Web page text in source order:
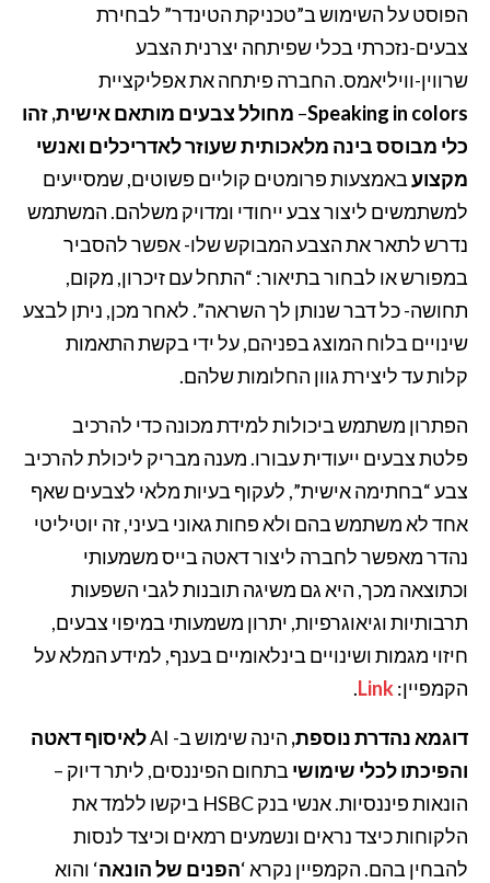
הפוסט על השימוש ב”טכניקת הטינדר” לבחירת
צבעים-נזכרתי בכלי שפיתחה יצרנית הצבע
שרווין-וויליאמס. החברה פיתחה את אפליקציית
Speaking in colors
– מחולל צבעים מותאם אישית, זהו
כלי מבוסס בינה מלאכותית שעוזר לאדריכלים ואנשי
מקצועבאמצעות פרומטים קוליים פשוטים, שמסייעים
למשתמשים ליצור צבע ייחודי ומדויק משלהם. המשתמש
נדרש לתאר את הצבע המבוקש שלו- אפשר להסביר
במפורש או לבחור בתיאור: “התחל עם זיכרון, מקום,
תחושה- כל דבר שנותן לך השראה”. לאחר מכן, ניתן לבצע
שינויים בלוח המוצג בפניהם, על ידי בקשת התאמות
קלות עד ליצירת גוון החלומות שלהם.
הפתרון משתמש ביכולות למידת מכונה כדי להרכיב
פלטת צבעים ייעודית עבורו. מענה מבריק ליכולת להרכיב
צבע “בחתימה אישית”, לעקוף בעיות מלאי לצבעים שאף
אחד לא משתמש בהם ולא פחות גאוני בעיני,זה יוטיליטי
נהדר מאפשר לחברה ליצור דאטה בייס משמעותי
וכתוצאה מכך, היא גם משיגה תובנות לגבי השפעות
תרבותיות וגיאוגרפיות, יתרון משמעותי במיפוי צבעים,
חיזוי מגמות ושינויים בינלאומיים בענף, למידע המלא על
הקמפיין:Link
.
דוגמא נהדרת נוספת, הינה שימוש ב- AI
לאיסוף דאטה
והפיכתו לכלי שימושי בתחום הפיננסים, ליתר דיוק –
הונאות פיננסיות. אנשי בנק HSBC ביקשו ללמד את
הלקוחות כיצד נראים ונשמעים רמאים וכיצד לנסות
להבחין בהם. הקמפיין נקרא ‘הפנים של הונאה‘ והוא